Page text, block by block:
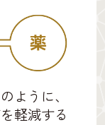
ように、
軽減する